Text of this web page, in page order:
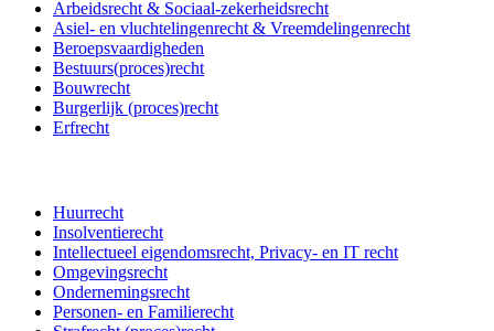
Arbeidsrecht & Sociaal-zekerheidsrecht
Asiel- en vluchtelingenrecht & Vreemdelingenrecht
Beroepsvaardigheden
Bestuurs(proces)recht
Bouwrecht
Burgerlijk (proces)recht
Erfrecht
Huurrecht
Insolventierecht
Intellectueel eigendomsrecht, Privacy- en IT recht
Omgevingsrecht
Ondernemingsrecht
Personen- en Familierecht